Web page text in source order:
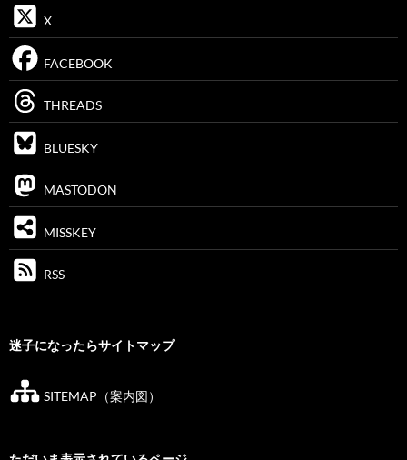
X
FACEBOOK
THREADS
BLUESKY
MASTODON
MISSKEY
RSS
迷子になったらサイトマップ
SITEMAP（案内図）